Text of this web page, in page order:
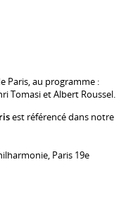
Paris, au programme :
TomasietAlbert Roussel.
est référencé dans notre
, Paris 19e